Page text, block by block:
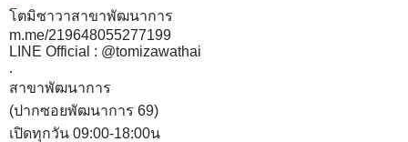
โตมิซาวาสาขาพัฒนาการ
m.me/219648055277199
LINE Official : @tomizawathai
.
สาขาพัฒนาการ
(ปากซอยพัฒนาการ 69)
เปิดทุกวัน 09:00-18:00น